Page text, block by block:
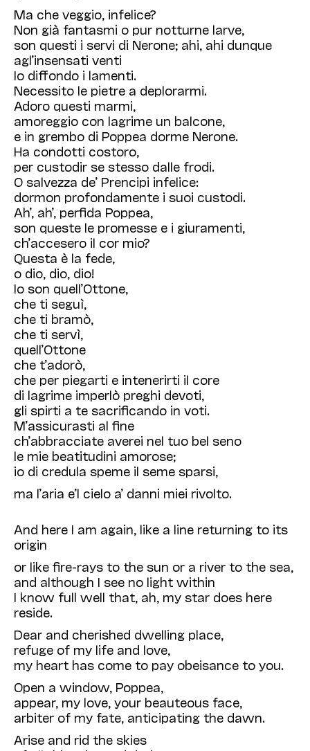
Ma che veggio, infelice?
Non già fantasmi o pur notturne larve,
son questi i servi di Nerone; ahi, ahi dunque
agl’insensati venti
Io diffondo i lamenti.
Necessito le pietre a deplorarmi.
Adoro questi marmi,
amoreggio con lagrime un balcone,
e in grembo di Poppea dorme Nerone.
Ha condotti costoro,
per custodir se stesso dalle frodi.
O salvezza de’ Prencipi infelice:
dormon profondamente i suoi custodi.
Ah’, ah’, perfida Poppea,
son queste le promesse e i giuramenti,
ch’accesero il cor mio?
Questa è la fede,
o dio, dio, dio!
Io son quell’Ottone,
che ti seguì,
che ti bramò,
che ti servì,
quell’Ottone
che t’adorò,
che per piegarti e intenerirti il core
di lagrime imperlò preghi devoti,
gli spirti a te sacrificando in voti.
M’assicurasti al fine
ch’abbracciate averei nel tuo bel seno
le mie beatitudini amorose;
io di credula speme il seme sparsi,
ma l’aria e’l cielo a’ danni miei rivolto.
And here I am again, like a line returning to its
origin
or like fire-rays to the sun or a river to the sea,
and although I see no light within
I know full well that, ah, my star does here
reside.
Dear and cherished dwelling place,
refuge of my life and love,
my heart has come to pay obeisance to you.
Open a window, Poppea,
appear, my love, your beauteous face,
arbiter of my fate, anticipating the dawn.
Arise and rid the skies